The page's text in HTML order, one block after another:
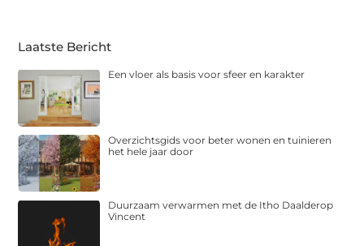
Laatste Bericht
Een vloer als basis voor sfeer en karakter
Overzichtsgids voor beter wonen en tuinieren
het hele jaar door
Duurzaam verwarmen met de Itho Daalderop
Vincent